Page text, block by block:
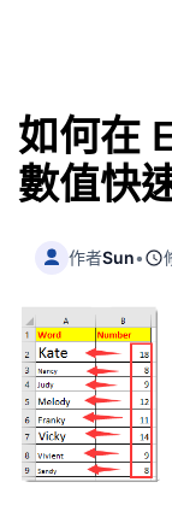
如何在
數值快
作者Sun•